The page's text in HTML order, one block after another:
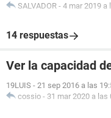
SALVADOR - 4 mar 2019 a
14 respuestas
Ver la capacidad
19LUIS - 21 sep 2016 a las
cossio - 31 mar 2020 a las